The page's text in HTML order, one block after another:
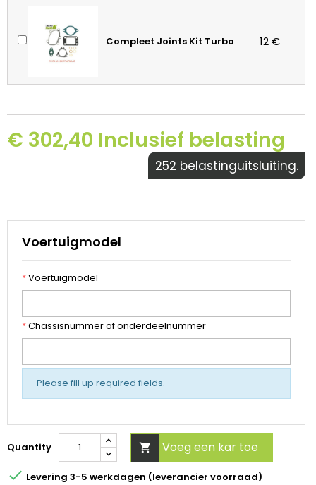
Compleet Joints Kit Turbo 12 €
€ 302,40 Inclusief belasting
252 belastinguitsluiting.
Voertuigmodel
*Voertuigmodel
*Chassisnummer of onderdeelnummer
Please fill up required fields.
Quantity  Voeg een kar toe
 Levering 3-5 werkdagen (leverancier voorraad)